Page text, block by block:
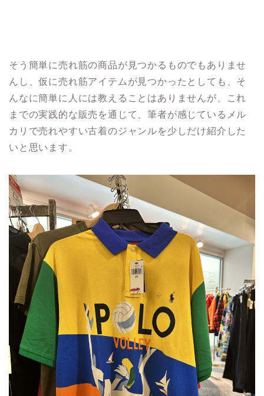
そう簡単に売れ筋の商品が見つかるものでもありませ
んし、仮に売れ筋アイテムが見つかったとしても、そ
んなに簡単に人には教えることはありませんが、これ
までの実践的な販売を通じて、筆者が感じているメル
カリで売れやすい古着のジャンルを少しだけ紹介した
いと思います。